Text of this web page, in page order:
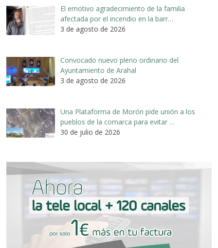
El emotivo agradecimiento de la familia
afectada por el incendio en la barr…
3 de agosto de 2026
Convocado nuevo pleno ordinario del
Ayuntamiento de Arahal
3 de agosto de 2026
Una Plataforma de Morón pide unión a los
pueblos de la comarca para evitar …
30 de julio de 2026